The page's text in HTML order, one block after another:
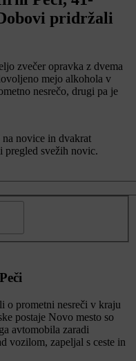
pridržali
zvečer opravka z dvema
mejo alkohola v
nesrečo, drugi pa je
novice in dvakrat
pregled svežih novic.
o prometni nesreči v kraju
postaje Novo mesto so
avtomobila zaradi
vozilom, zapeljal s ceste in